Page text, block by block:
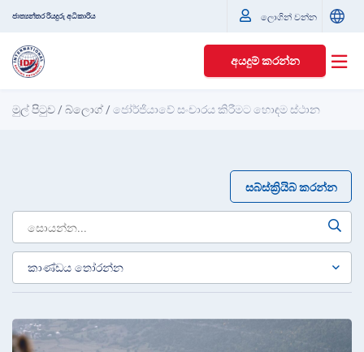
ජාත්‍යන්තර රියදුරු අධිකාරිය ලොගින් වන්න
අයදුම් කරන්න
මුල් පිටුව /බ්ලොග් /ජෝර්ජියාවේ සංචාරය කිරීමට හොඳම ස්ථාන
සබ්ස්ක්‍රියිබ් කරන්න